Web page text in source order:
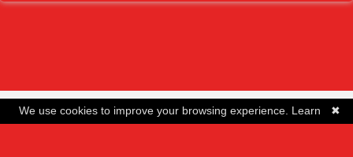
✖
We use cookies to improve your browsing experience. Learn
more